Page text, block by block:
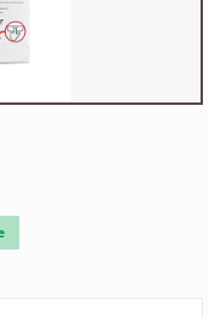
Wert ein